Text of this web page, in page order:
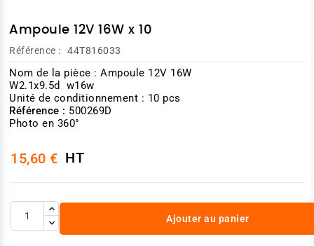
Ampoule 12V 16W x 10
Référence : 44T816033
Nom de la pièce : Ampoule 12V 16W
W2.1x9.5d w16w
Unité de conditionnement : 10 pcs
Référence : 500269D
Photo en 360°
15,60 € HT
Ajouter au panier